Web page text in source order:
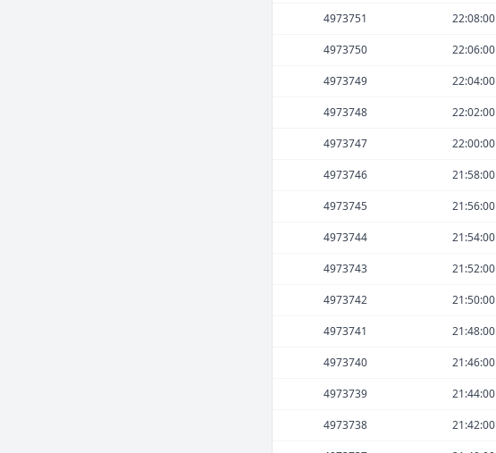
4973751 22:08:00
4973750 22:06:00
4973749 22:04:00
4973748 22:02:00
4973747 22:00:00
4973746 21:58:00
4973745 21:56:00
4973744 21:54:00
4973743 21:52:00
4973742 21:50:00
4973741 21:48:00
4973740 21:46:00
4973739 21:44:00
4973738 21:42:00